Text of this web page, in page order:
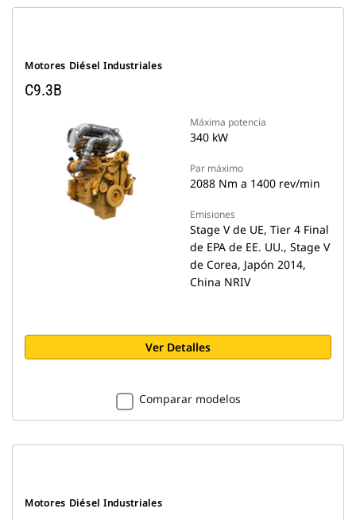
Motores Diésel Industriales
C9.3B
Máxima potencia
340 kW
Par máximo
2088 Nm a 1400 rev/min
Emisiones
Stage V de UE, Tier 4 Final
de EPA de EE. UU., Stage V
de Corea, Japón 2014,
China NRIV
Ver Detalles
Comparar modelos
Motores Diésel Industriales